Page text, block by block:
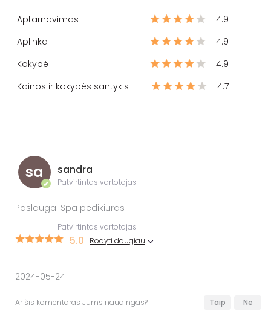
Aptarnavimas
4.9
Aplinka
4.9
Kokybė
4.9
Kainos ir kokybės santykis
4.7
sa
✔
sandra
Patvirtintas vartotojas
Paslauga: Spa pedikiūras
Patvirtintas vartotojas
5.0 Rodyti daugiau
2024-05-24
Ar šis komentaras Jums naudingas? Taip Ne